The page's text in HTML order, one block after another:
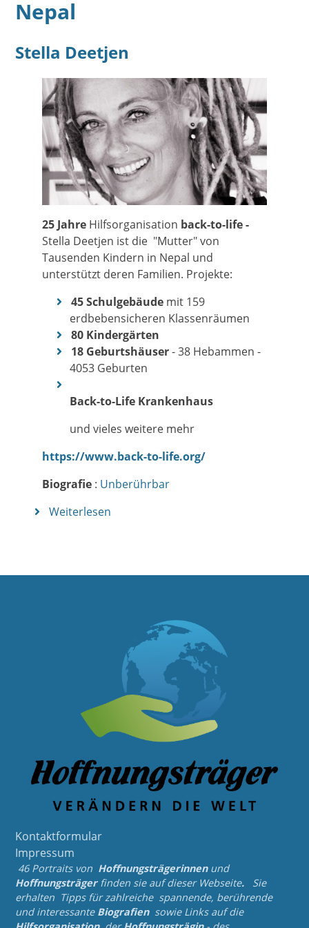
Nepal
Stella Deetjen
25 Jahre Hilfsorganisation back-to-life -
Stella Deetjen ist die "Mutter" von
Tausenden Kindern in Nepal und
unterstützt deren Familien. Projekte:
45 Schulgebäudemit 159
erdbebensicheren Klassenräumen
80 Kindergärten
18 Geburtshäuser- 38 Hebammen -
4053 Geburten
Back-to-Life Krankenhaus
und vieles weitere mehr
https://www.back-to-life.org/
Biografie: Unberührbar
Weiterlesen
Kontaktformular
Impressum
46 Portraits von Hoffnungsträgerinnen und
Hoffnungsträgerfinden sie auf dieser Webseite.
Sie
erhalten Tipps für zahlreiche spannende, berührende
und interessanteBiografien sowie Links auf die